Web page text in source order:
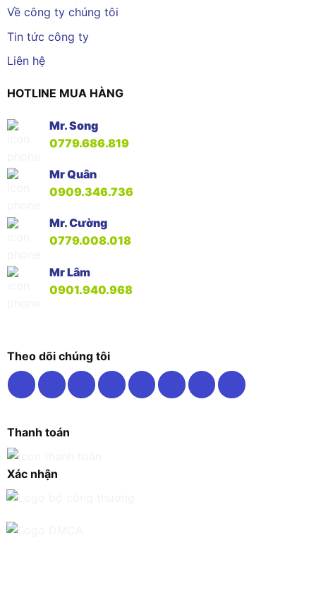
Về công ty chúng tôi
Tin tức công ty
Liên hệ
HOTLINE MUA HÀNG
Mr. Song
0779.686.819
Mr Quân
0909.346.736
Mr. Cường
0779.008.018
Mr Lâm
0901.940.968
Theo dõi chúng tôi
Thanh toán
Xác nhận